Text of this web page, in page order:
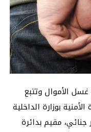
الأموال وتتبع
بوزارة الداخلية
جنائي، مقيم بدائرة